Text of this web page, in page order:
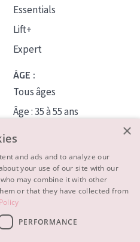
Essentials
Lift+
Expert
ÂGE :
Tous âges
Âge : 35 à 55 ans
×
and ads and to analyze our
your use of our site with our
may combine it with other
or that they have collected from
PERFORMANCE